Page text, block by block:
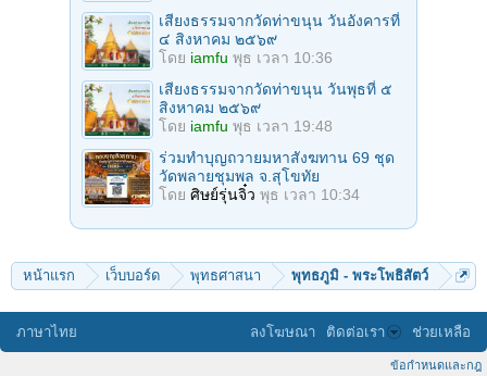
เสียงธรรมจากวัดท่าขนุน วันอังคารที่
๔ สิงหาคม ๒๕๖๙
โดย iamfu พุธ เวลา 10:36
เสียงธรรมจากวัดท่าขนุน วันพุธที่ ๕
สิงหาคม ๒๕๖๙
โดย iamfu พุธ เวลา 19:48
ร่วมทําบุญถวายมหาสังฆทาน 69 ชุด
วัดพลายชุมพล จ.สุโขทัย
โดย ศิษย์รุ่นจิ๋ว พุธ เวลา 10:34
หน้าแรก เว็บบอร์ด พุทธศาสนา พุทธภูมิ - พระโพธิสัตว์
ภาษาไทย ลงโฆษณา ติดต่อเรา ช่วยเหลือ
ข้อกำหนดและกฎ